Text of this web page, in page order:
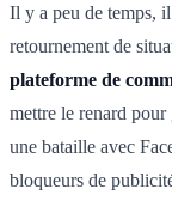
Il y a peu de temps,
retournement de
plateforme de
mettre le renard pour
une bataille avec
bloqueurs de